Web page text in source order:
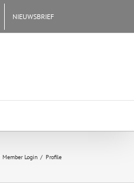
NIEUWSBRIEF
Member Login / Profile